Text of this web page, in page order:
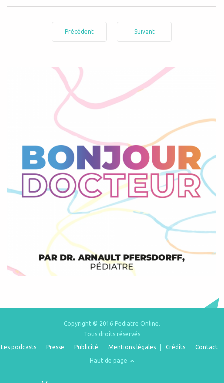
Précédent Suivant
Copyright © 2016 Pediatre Online.
Tous droits réservés
Les podcasts
Presse Publicité Mentions légales Crédits Contact
Haut de page